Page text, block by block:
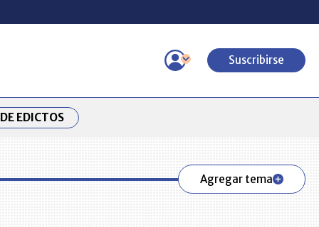
Suscribirse
EDICTOS
Agregar tema